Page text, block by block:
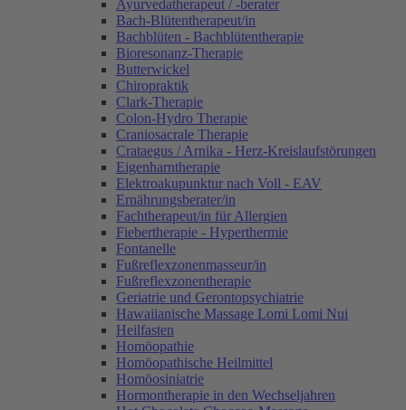
Ayurvedatherapeut / -berater
Bach-Blütentherapeut/in
Bachblüten - Bachblütentherapie
Bioresonanz-Therapie
Butterwickel
Chiropraktik
Clark-Therapie
Colon-Hydro Therapie
Craniosacrale Therapie
Crataegus / Arnika - Herz-Kreislaufstörungen
Eigenharntherapie
Elektroakupunktur nach Voll - EAV
Ernährungsberater/in
Fachtherapeut/in für Allergien
Fiebertherapie - Hyperthermie
Fontanelle
Fußreflexzonenmasseur/in
Fußreflexzonentherapie
Geriatrie und Gerontopsychiatrie
Hawaiianische Massage Lomi Lomi Nui
Heilfasten
Homöopathie
Homöopathische Heilmittel
Homöosiniatrie
Hormontherapie in den Wechseljahren